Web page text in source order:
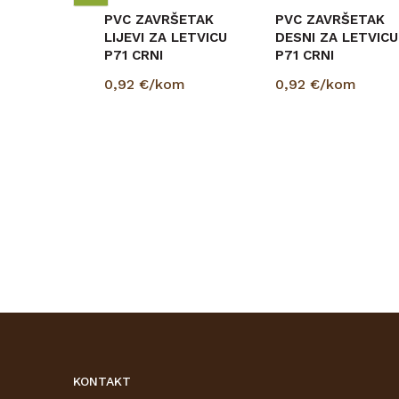
PVC ZAVRŠETAK
LIJEVI ZA LETVICU
P71 CRNI
0,92 €/kom
PVC ZAVRŠETAK
DESNI ZA LETVICU
P71 CRNI
0,92 €/kom
KONTAKT